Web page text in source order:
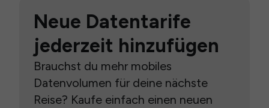
Neue Datentarife
jederzeit hinzufügen
Brauchst du mehr mobiles
Datenvolumen für deine nächste
Reise? Kaufe einfach einen neuen